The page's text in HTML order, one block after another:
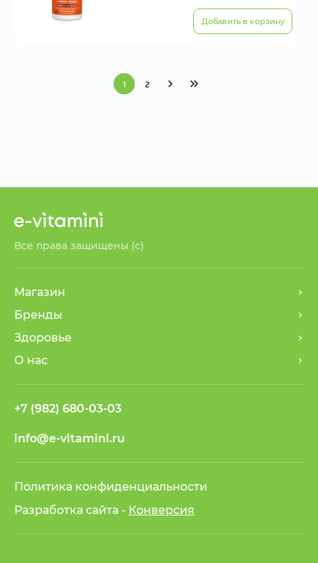
Добавить в корзину
1 2
Все права защищены (с)
Магазин
Бренды
Здоровье
О нас
+7 (982) 680-03-03
info@e-vitamini.ru
Политика конфиденциальности
Разработка сайта - Конверсия